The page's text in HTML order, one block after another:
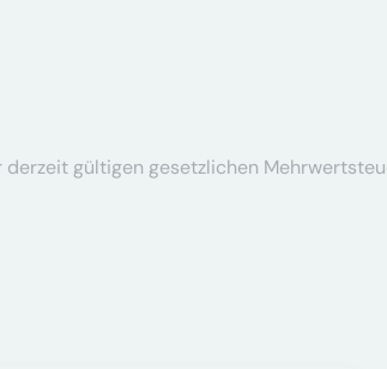
gültigen gesetzlichen